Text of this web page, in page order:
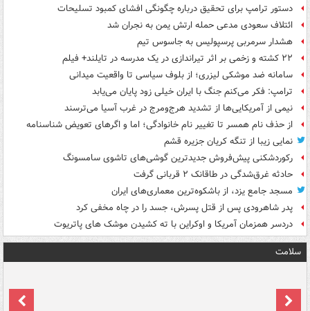
دستور ترامپ برای تحقیق درباره چگونگی افشای کمبود تسلیحات
ائتلاف سعودی مدعی حمله ارتش یمن به نجران شد
هشدار سرمربی پرسپولیس به جاسوس تیم
۲۲ کشته و زخمی بر اثر تیراندازی در یک مدرسه در تایلند+ فیلم
سامانه ضد موشکی لیزری؛ از بلوف سیاسی تا واقعیت میدانی
ترامپ: فکر می‌کنم جنگ با ایران خیلی زود پایان می‌یابد
نیمی از آمریکایی‌ها از تشدید هرج‌ومرج در غرب آسیا می‌ترسند
از حذف نام همسر تا تغییر نام خانوادگی؛ اما و اگرهای تعویض شناسنامه
نمایی زیبا از تنگه کریان جزیره قشم
رکوردشکنی پیش‌فروش جدیدترین گوشی‌های تاشوی سامسونگ
حادثه غرق‌شدگی در طاقانک ۲ قربانی گرفت
مسجد جامع یزد، از باشکوه‌ترین معماری‌های ایران
پدر شاهرودی پس از قتل پسرش، جسد را در چاه مخفی کرد
دردسر همزمان آمریکا و اوکراین با ته کشیدن موشک های پاتریوت
سلامت